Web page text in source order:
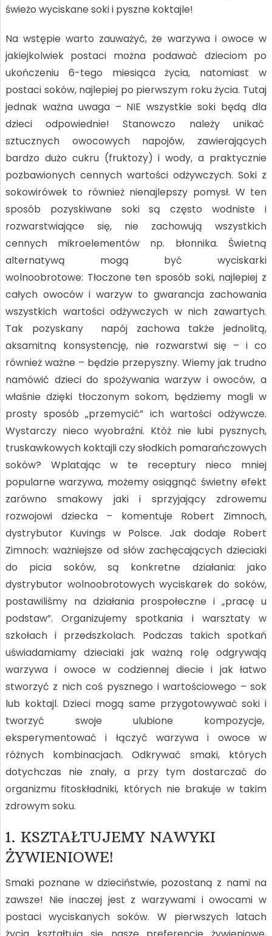
świeżo wyciskane soki i pyszne koktajle!
Na wstępie warto zauważyć, że warzywa i owoce w
jakiejkolwiek postaci można podawać dzieciom po
ukończeniu 6-tego miesiąca życia, natomiast w
postaci soków, najlepiej po pierwszym roku życia. Tutaj
jednak ważna uwaga – NIE wszystkie soki będą dla
dzieci odpowiednie! Stanowczo należy unikać
sztucznych owocowych napojów, zawierających
bardzo dużo cukru (fruktozy) i wody, a praktycznie
pozbawionych cennych wartości odżywczych. Soki z
sokowirówek to również nienajlepszy pomysł. W ten
sposób pozyskiwane soki są często wodniste i
rozwarstwiające się, nie zachowują wszystkich
cennych mikroelementów np. błonnika. Świetną
alternatywą mogą być wyciskarki
wolnoobrotowe: Tłoczone ten sposób soki, najlepiej z
całych owoców i warzyw to gwarancja zachowania
wszystkich wartości odżywczych w nich zawartych.
Tak pozyskany napój zachowa także jednolitą,
aksamitną konsystencję, nie rozwarstwi się – i co
również ważne – będzie przepyszny. Wiemy jak trudno
namówić dzieci do spożywania warzyw i owoców, a
właśnie dzięki tłoczonym sokom, będziemy mogli w
prosty sposób „przemycić” ich wartości odżywcze.
Wystarczy nieco wyobraźni. Któż nie lubi pysznych,
truskawkowych koktajli czy słodkich pomarańczowych
soków? Wplatając w te receptury nieco mniej
popularne warzywa, możemy osiągnąć świetny efekt
zarówno smakowy jaki i sprzyjający zdrowemu
rozwojowi dziecka – komentuje Robert Zimnoch,
dystrybutor Kuvings w Polsce. Jak dodaje Robert
Zimnoch: ważniejsze od słów zachęcających dzieciaki
do picia soków, są konkretne działania: jako
dystrybutor wolnoobrotowych wyciskarek do soków,
postawiliśmy na działania prospołeczne i „pracę u
podstaw”. Organizujemy spotkania i warsztaty w
szkołach i przedszkolach. Podczas takich spotkań
uświadamiamy dzieciaki jak ważną rolę odgrywają
warzywa i owoce w codziennej diecie i jak łatwo
stworzyć z nich coś pysznego i wartościowego – sok
lub koktajl. Dzieci mogą same przygotowywać soki i
tworzyć swoje ulubione kompozycje,
eksperymentować i łączyć warzywa i owoce w
różnych kombinacjach. Odkrywać smaki, których
dotychczas nie znały, a przy tym dostarczać do
organizmu fitoskładniki, których nie brakuje w takim
zdrowym soku.
1. KSZTAŁTUJEMY NAWYKI
ŻYWIENIOWE!
Smaki poznane w dzieciństwie, pozostaną z nami na
zawsze! Nie inaczej jest z warzywami i owocami w
postaci wyciskanych soków. W pierwszych latach